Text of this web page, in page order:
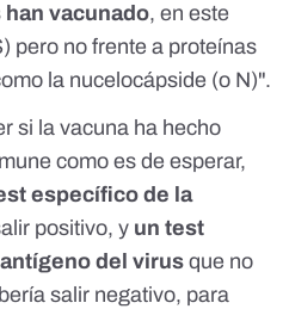
vacunado, en este
pero no frente a proteínas
la nucelocápside (o N)".
si la vacuna ha hecho
como es de esperar,
específico de la
positivo, y un test
del virus que no
salir negativo, para